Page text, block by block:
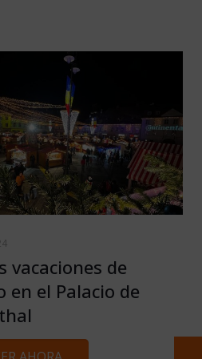
vacaciones de
en el Palacio de